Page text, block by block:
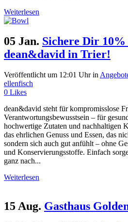
Weiterlesen
05 Jan. Sichere Dir
dean&david in Trier!
Veröffentlicht um 12:01 Uhrin
ellenfisch
0 Likes
dean&david steht für kompromisslose
Verantwortungsbewusstsein – für
hochwertige Zutaten und nachhaltigen
das ehrlichen Genuss und Essen, das
sondern sich auch gut anfühlt – ohne
und Konservierungsstoffe. Einfach
ganz nach...
Weiterlesen
15 Aug. Gasthaus